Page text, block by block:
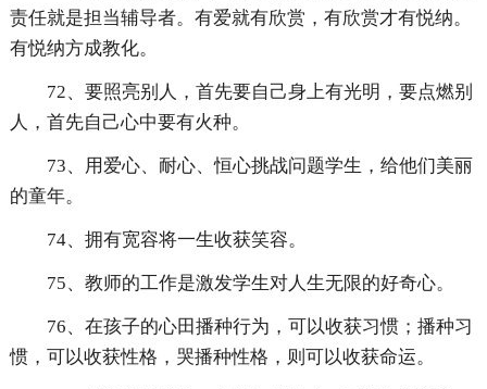
责任就是担当辅导者。有爱就有欣赏，有欣赏才有悦纳。
有悦纳方成教化。
72、要照亮别人，首先要自己身上有光明，要点燃别
人，首先自己心中要有火种。
73、用爱心、耐心、恒心挑战问题学生，给他们美丽
的童年。
74、拥有宽容将一生收获笑容。
75、教师的工作是激发学生对人生无限的好奇心。
76、在孩子的心田播种行为，可以收获习惯；播种习
惯，可以收获性格，哭播种性格，则可以收获命运。